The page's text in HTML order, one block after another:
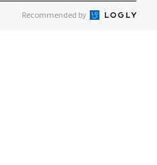
Recommended by